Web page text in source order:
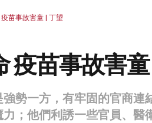
苗事故害童 | 丁望
疫苗事故害童
勢一方，有牢固的官商連
；他們利誘一些官員、醫